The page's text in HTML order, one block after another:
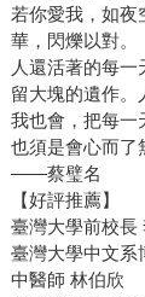
若你愛我，如夜
華，閃爍以對。
人還活著的每
留大塊的遺作。
我也會，把每一
也須是會心而
——蔡璧名
【好評推薦】
臺灣大學前校長
臺灣大學中文系
中醫師 林伯欣